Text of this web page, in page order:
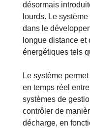
désormais
lourds. Le
dans le
longue distance et
énergétiques tels
Le système
en temps réel
systèmes de
contrôler de
décharge, en